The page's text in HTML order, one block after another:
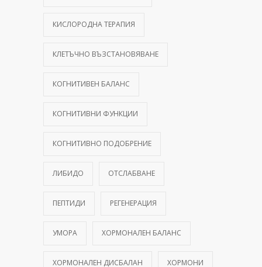
КИСЛОРОДНА ТЕРАПИЯ
КЛЕТЪЧНО ВЪЗСТАНОВЯВАНЕ
КОГНИТИВЕН БАЛАНС
КОГНИТИВНИ ФУНКЦИИ
КОГНИТИВНО ПОДОБРЕНИЕ
ЛИБИДО ОТСЛАБВАНЕ
ПЕПТИДИ РЕГЕНЕРАЦИЯ
УМОРА ХОРМОНАЛЕН БАЛАНС
ХОРМОНАЛЕН ДИСБАЛАН ХОРМОНИ